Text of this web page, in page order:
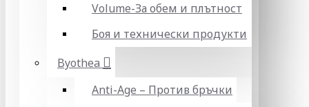
Volume-За обем и плътност
Боя и технически продукти
Byothea
Anti-Age – Против бръчки